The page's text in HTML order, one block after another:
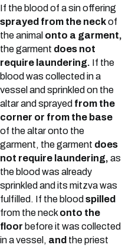
If the blood of a sin offering
sprayed from the neckof
the animal onto a garment,
the garment does not
require laundering. If the
blood was collected in a
vessel and sprinkled on the
altar and sprayed from the
corner or from the base
of the altar onto the
garment, the garment does
not require laundering, as
the blood was already
sprinkled and its mitzva was
fulfilled. If the blood spilled
from the neckonto the
floor before it was collected
in a vessel, and the priest